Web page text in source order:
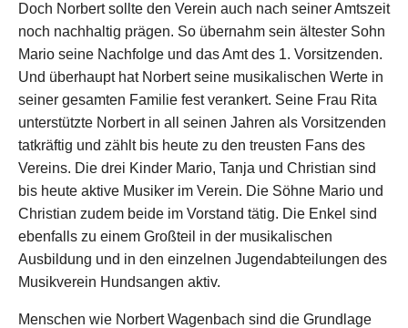
Doch Norbert sollte den Verein auch nach seiner Amtszeit
noch nachhaltig prägen. So übernahm sein ältester Sohn
Mario seine Nachfolge und das Amt des 1. Vorsitzenden.
Und überhaupt hat Norbert seine musikalischen Werte in
seiner gesamten Familie fest verankert. Seine Frau Rita
unterstützte Norbert in all seinen Jahren als Vorsitzenden
tatkräftig und zählt bis heute zu den treusten Fans des
Vereins. Die drei Kinder Mario, Tanja und Christian sind
bis heute aktive Musiker im Verein. Die Söhne Mario und
Christian zudem beide im Vorstand tätig. Die Enkel sind
ebenfalls zu einem Großteil in der musikalischen
Ausbildung und in den einzelnen Jugendabteilungen des
Musikverein Hundsangen aktiv.
Menschen wie Norbert Wagenbach sind die Grundlage